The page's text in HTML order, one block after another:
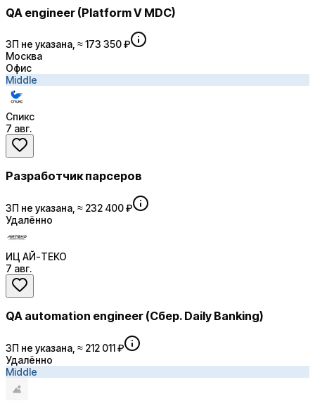
QA engineer (Platform V MDC)
ЗП не указана, ≈ 173 350 ₽
Москва
Офис
Middle
Спикс
7 авг.
Разработчик парсеров
ЗП не указана, ≈ 232 400 ₽
Удалённо
ИЦ АЙ-ТЕКО
7 авг.
QA automation engineer (Сбер. Daily Banking)
ЗП не указана, ≈ 212 011 ₽
Удалённо
Middle